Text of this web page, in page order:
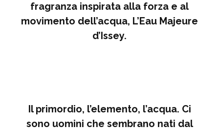
fragranza inspirata alla forza e al
movimento dell’acqua, L’Eau Majeure
d’Issey.
Il primordio, l’elemento, l’acqua. Ci
sono uomini che sembrano nati dal